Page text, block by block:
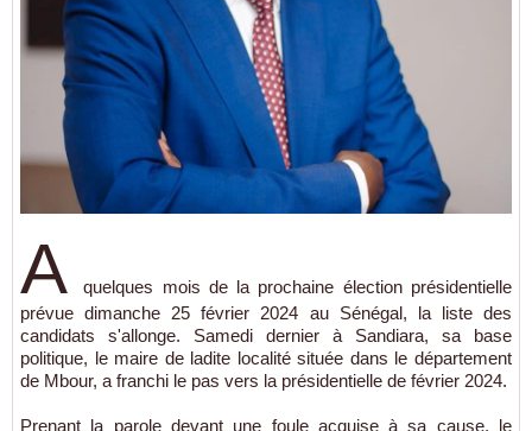
A
quelques mois de la prochaine élection présidentielle
prévue dimanche 25 février 2024 au Sénégal, la liste des
candidats s'allonge. Samedi dernier à Sandiara, sa base
politique, le maire de ladite localité située dans le département
de Mbour, a franchi le pas vers la présidentielle de février 2024.
Prenant la parole devant une foule acquise à sa cause, le